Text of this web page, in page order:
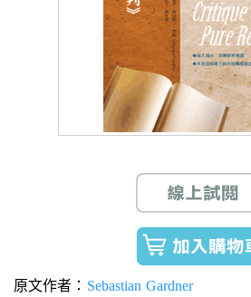
原文作者： Sebastian Gardner